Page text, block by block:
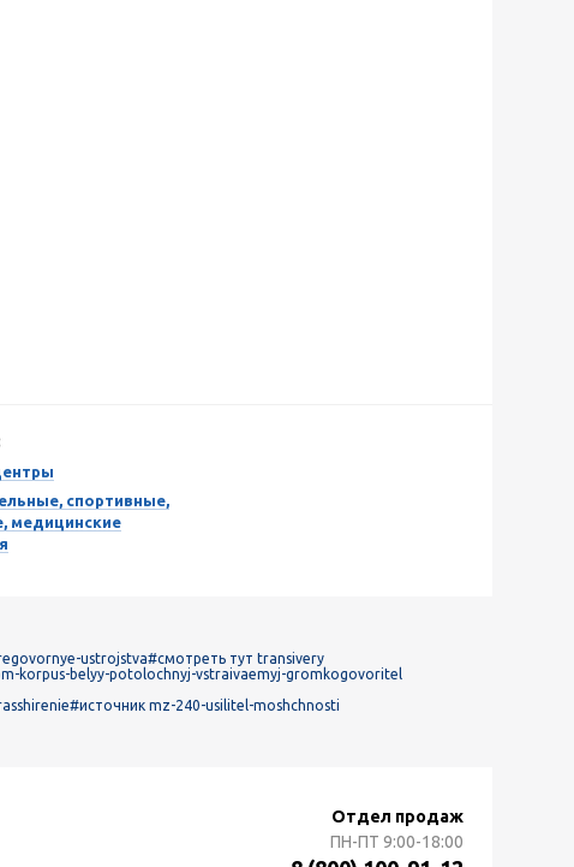
спортивные,
медицинские
ustrojstva#смотреть тут transivery
korpus-belyy-potolochnyj-vstraivaemyj-gromkogovoritel
#источник mz-240-usilitel-moshchnosti
Отдел продаж
ПН-ПТ 9:00-18:00